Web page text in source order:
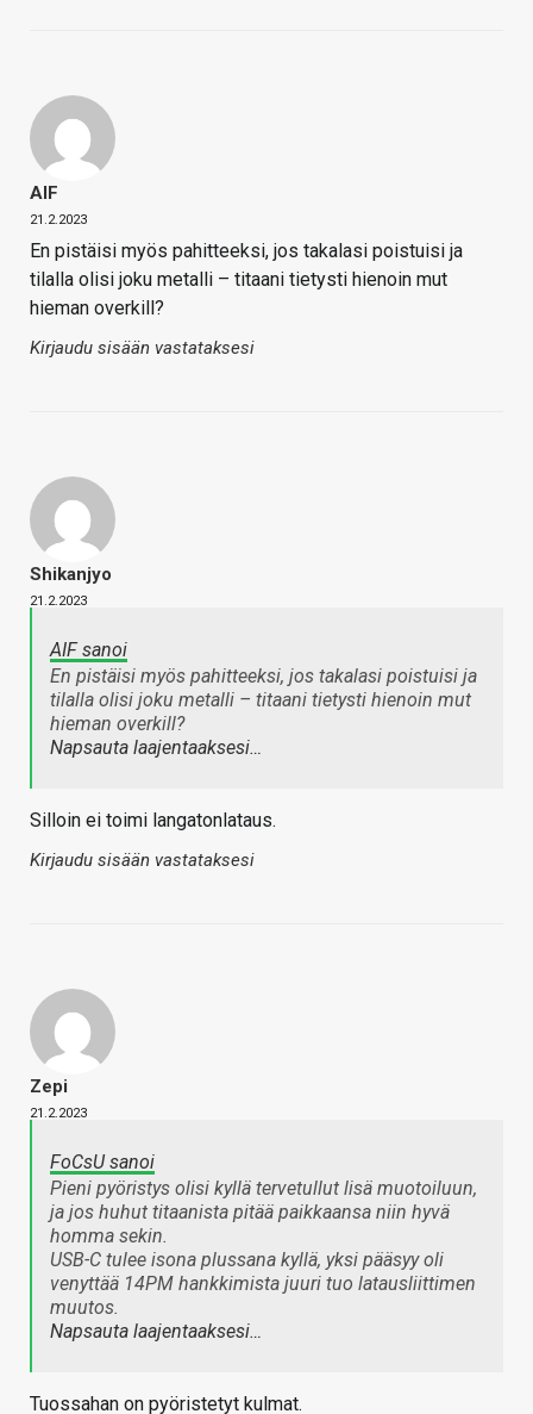
AIF
21.2.2023
En pistäisi myös pahitteeksi, jos takalasi poistuisi ja
tilalla olisi joku metalli – titaani tietysti hienoin mut
hieman overkill?
Kirjaudu sisään vastataksesi
Shikanjyo
21.2.2023
AIF sanoi
En pistäisi myös pahitteeksi, jos takalasi poistuisi ja
tilalla olisi joku metalli – titaani tietysti hienoin mut
hieman overkill?
Napsauta laajentaaksesi…
Silloin ei toimi langatonlataus.
Kirjaudu sisään vastataksesi
Zepi
21.2.2023
FoCsU sanoi
Pieni pyöristys olisi kyllä tervetullut lisä muotoiluun,
ja jos huhut titaanista pitää paikkaansa niin hyvä
homma sekin.
USB-C tulee isona plussana kyllä, yksi pääsyy oli
venyttää 14PM hankkimista juuri tuo latausliittimen
muutos.
Napsauta laajentaaksesi…
Tuossahan on pyöristetyt kulmat.